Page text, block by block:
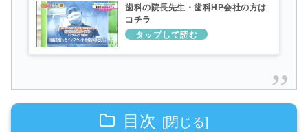
歯科の院長先生・歯科HP会社の方は
コチラ
目次